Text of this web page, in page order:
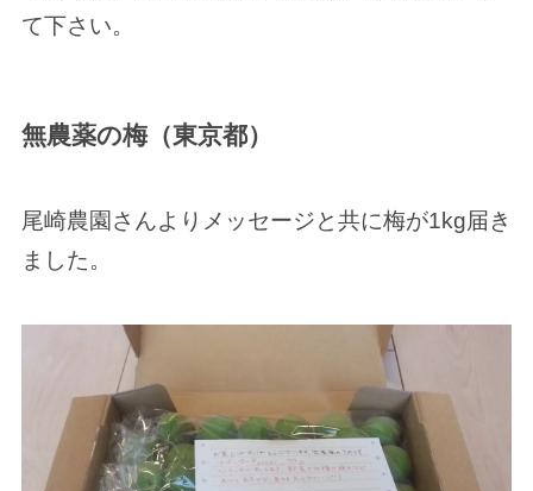
て下さい。
無農薬の梅（東京都）
尾崎農園さんよりメッセージと共に梅が1kg届き
ました。